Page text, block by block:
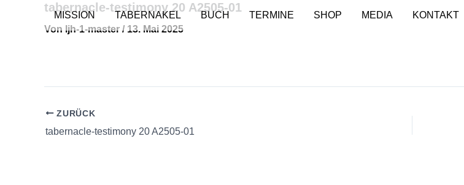
MISSION TABERNAKEL BUCH TERMINE SHOP MEDIA KONTAKT
tabernacle-testimony 20 A2505-01
Von ljh-1-master / 13. Mai 2025
ZURÜCK
tabernacle-testimony 20 A2505-01